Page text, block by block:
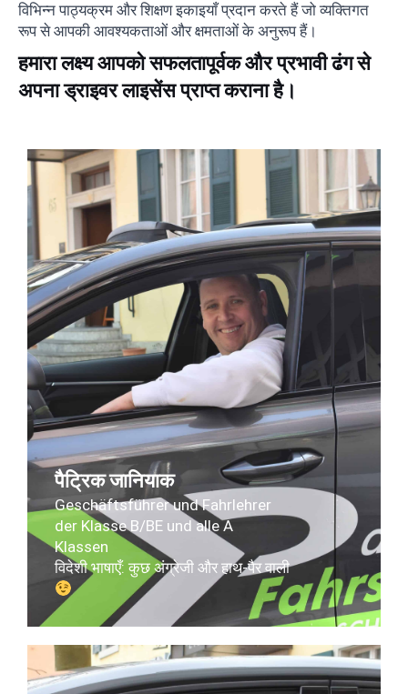
विभिन्न पाठ्यक्रम और शिक्षण इकाइयाँ प्रदान करते हैं जो व्यक्तिगत
रूप से आपकी आवश्यकताओं और क्षमताओं के अनुरूप हैं।
हमारा लक्ष्य आपको सफलतापूर्वक और प्रभावी ढंग से
अपना ड्राइवर लाइसेंस प्राप्त कराना है।
पैट्रिक जानियाक
Geschäftsführer und Fahrlehrer
der Klasse B/BE und alle A
Klassen
विदेशी भाषाएँ: कुछ अंग्रेजी और हाथ-पैर वाली